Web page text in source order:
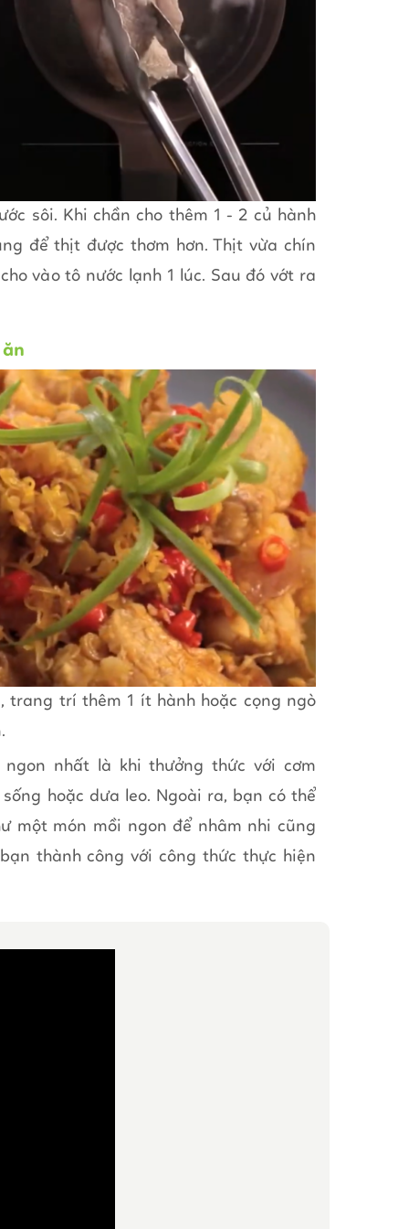
sôi. Khi chần cho thêm 1 - 2 củ hành
để thịt được thơm hơn. Thịt vừa chín
vào tô nước lạnh 1 lúc. Sau đó vớt ra
trang trí thêm 1 ít hành hoặc cọng ngò
nhất là khi thưởng thức với cơm
hoặc dưa leo. Ngoài ra, bạn có thể
một món mồi ngon để nhâm nhi cũng
thành công với công thức thực hiện